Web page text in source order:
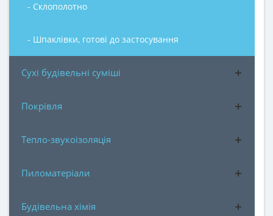
- Склополотно
- Шпаклівки, готові до застосування
Сухі будівельні суміші
Покрівля
Тепло-звукоізоляція
Пиломатеріали
Будівельна хімія